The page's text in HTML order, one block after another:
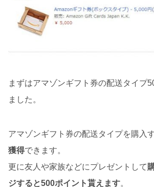
まずはアマゾンギフト券の配送タイプ
ました。
アマゾンギフト券の配送タイプを購入
獲得できます。
更に友人や家族などにプレゼントして
ジすると500ポイント貰えます。